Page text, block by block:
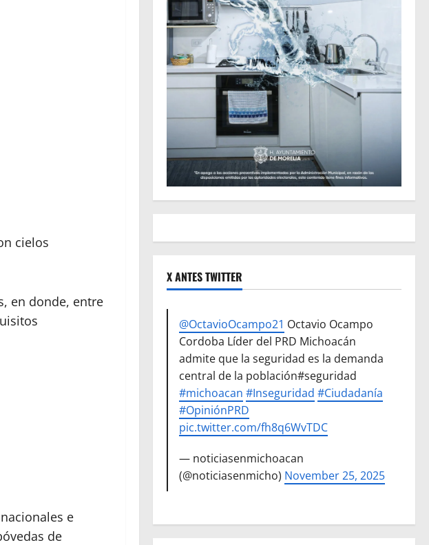
cielos
en donde, entre
e
de
X ANTES TWITTER
@OctavioOcampo21 Octavio Ocampo
Cordoba Líder del PRD Michoacán
admite que la seguridad es la demanda
central de la población#seguridad
#michoacan #Inseguridad #Ciudadanía
#OpiniónPRD
pic.twitter.com/fh8q6WvTDC
— noticiasenmichoacan
(@noticiasenmicho) November 25, 2025